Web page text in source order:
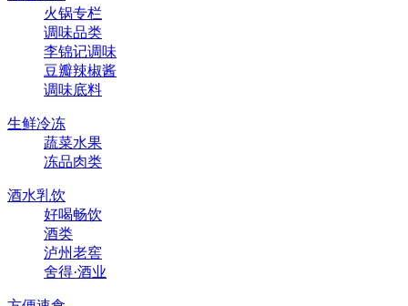
火锅专栏
调味品类
李锦记调味
豆瓣辣椒酱
调味底料
生鲜冷冻
蔬菜水果
冻品肉类
酒水乳饮
好喝畅饮
酒类
泸州老窖
舍得·酒业